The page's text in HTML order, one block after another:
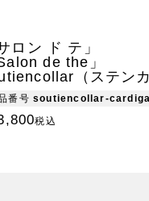
ロン ド テ」
Salon de the」
（ステンカ
番号 soutiencollar-
税込